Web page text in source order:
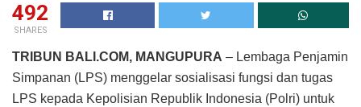
492
SHARES
TRIBUN BALI.COM, MANGUPURA – Lembaga Penjamin
Simpanan (LPS) menggelar sosialisasi fungsi dan tugas
LPS kepada Kepolisian Republik Indonesia (Polri) untuk